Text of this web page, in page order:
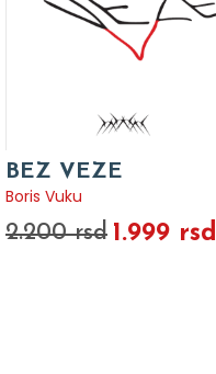
BEZ VEZE
Boris Vuku
2.200 rsd 1.999 rsd